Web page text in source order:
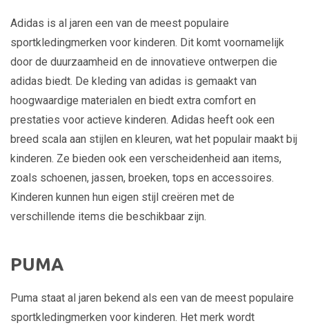
Adidas is al jaren een van de meest populaire
sportkledingmerken voor kinderen. Dit komt voornamelijk
door de duurzaamheid en de innovatieve ontwerpen die
adidas biedt. De kleding van adidas is gemaakt van
hoogwaardige materialen en biedt extra comfort en
prestaties voor actieve kinderen. Adidas heeft ook een
breed scala aan stijlen en kleuren, wat het populair maakt bij
kinderen. Ze bieden ook een verscheidenheid aan items,
zoals schoenen, jassen, broeken, tops en accessoires.
Kinderen kunnen hun eigen stijl creëren met de
verschillende items die beschikbaar zijn.
PUMA
Puma staat al jaren bekend als een van de meest populaire
sportkledingmerken voor kinderen. Het merk wordt